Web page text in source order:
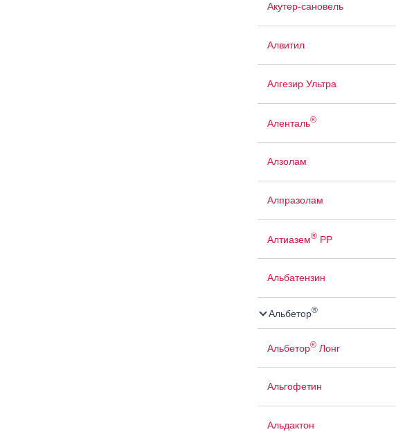
Акутер-сановель
Алвитил
Алгезир Ультра
Аленталь®
Алзолам
Алпразолам
Алтиазем®РР
Альбатензин
Альбетор®
Альбетор®Лонг
Альгофетин
Альдактон